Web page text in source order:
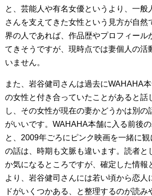
と、芸能人や有名女優というより、一般
さんを支えてきた女性という見方が自然
界の人であれば、作品歴やプロフィール
てきそうですが、現時点では妻個人の活
いません。
また、岩谷健司さんは過去にWAHAHA
の女性と付き合っていたことがあると話
し、その女性が現在の妻かどうかは別の
がいいです。WAHAHA本舗に入る前後
と、2009年ごろにピンク映画を一緒に観
の話は、時期も文脈も違います。読者と
か気になるところですが、確定した情報
より、岩谷健司さんには若い頃から恋人
ドがいくつかある、と整理するのが読み